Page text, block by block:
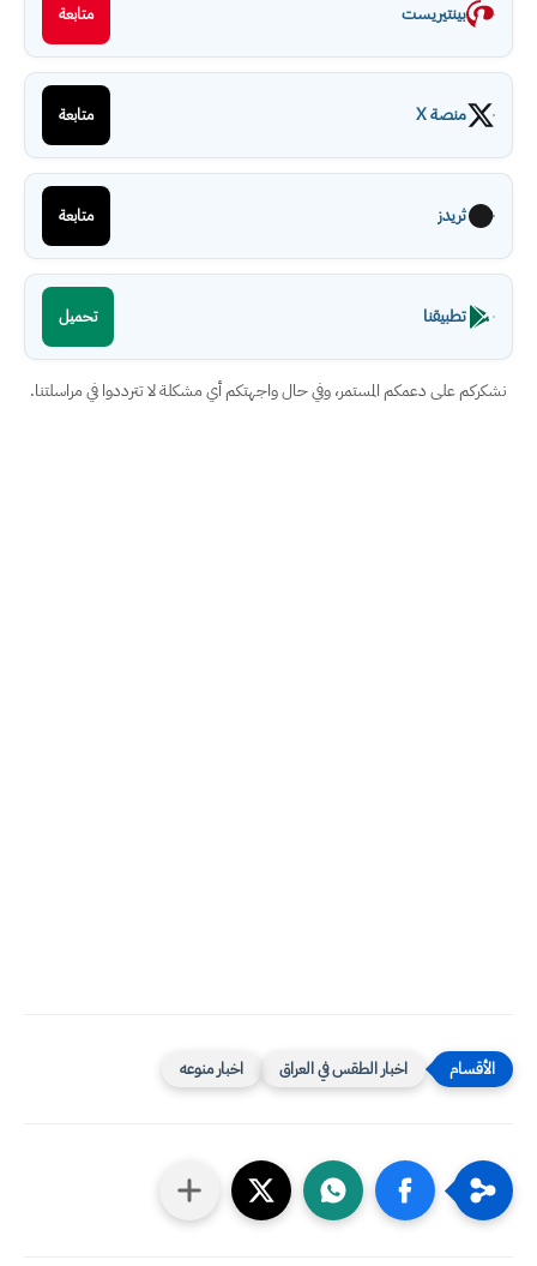
بينتيريست متابعة
منصة X متابعة
ثريدز متابعة
تطبيقنا تحميل
نشكركم على دعمكم المستمر، وفي حال واجهتكم أي مشكلة لا تترددوا في مراسلتنا.
اخبار الطقس في العراق اخبار منوعه